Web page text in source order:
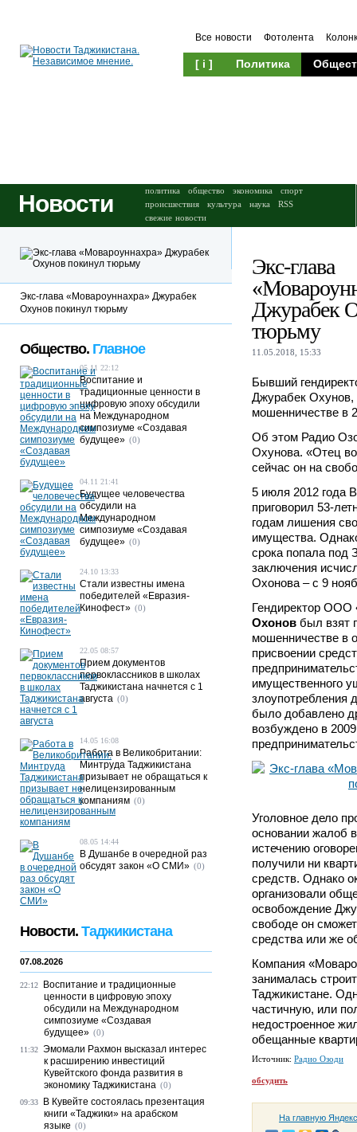
Все новости Фотолента
[ i ] Политика
Новости политика общество экономика
спорт
происшествия
культура наука
RSS
свежие новости
Экс-глава
Джурабек
тюрьму
11.05.2018, 15:33
Бывший
Джурабек
мошенничестве в
Об этом Радио
Охунова. «Отец
сейчас он на
5 июля 2012 года
приговорил 53-
годам лишения
имущества.
срока попала под
заключения
Охонова – с 9
Гендиректор ООО
Охонов был взят
мошенничестве в
присвоении
имущественного
злоупотребления
было добавлено
возбуждено в
Уголовное дело
основании жалоб
истечению
получили ни
средств. Однако
организовали
освобождение
свободе он
средства или же
Компания
занималась
Таджикистане.
частичную, или
недостроенное
обещанные
Источник: Радио Озоди
обсудить
На главную
Экс-глава «Мовароуннахра» Джурабек
Охунов покинул тюрьму
Общество. Главное
05.11 22:12
Воспитание и
традиционные ценности в
цифровую эпоху обсудили
на Международном
симпозиуме «Создавая
будущее» (0)
04.11 21:41
Будущее человечества
обсудили на
Международном
симпозиуме «Создавая
будущее» (0)
24.10 13:33
Стали известны имена
победителей «Евразия-
Кинофест» (0)
22.05 08:57
Прием документов
первоклассников в школах
Таджикистана начнется с 1
августа (0)
14.05 16:08
Работа в Великобритании:
Минтруда Таджикистана
призывает не обращаться к
нелицензированным
компаниям (0)
08.05 14:44
В Душанбе в очередной раз
обсудят закон «О СМИ» (0)
Новости. Таджикистана
07.08.2026
22:12
Воспитание и традиционные
ценности в цифровую эпоху
обсудили на Международном
симпозиуме «Создавая
будущее» (0)
11:32 Эмомали Рахмон высказал интерес
к расширению инвестиций
Кувейтского фонда развития в
экономику Таджикистана (0)
09:33
В Кувейте состоялась презентация
книги «Таджики» на арабском
языке (0)